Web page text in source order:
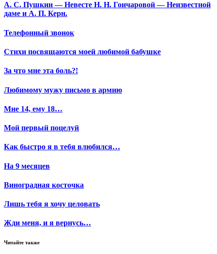
А. С. Пушкин — Невесте Н. Н. Гончаровой — Неизвестной
даме и А. П. Керн.
Телефонный звонок
Стихи посвящаются моей любимой бабушке
За что мне эта боль?!
Любимому мужу письмо в армию
Мне 14, ему 18…
Мой первый поцелуй
Как быстро я в тебя влюбился…
На 9 месяцев
Виноградная косточка
Лишь тебя я хочу целовать
Жди меня, и я вернусь…
Читайте также